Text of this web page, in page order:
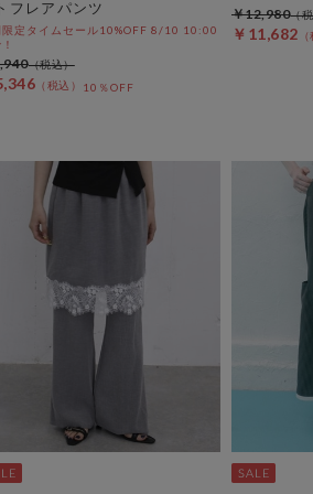
フレアパンツ
限定タイムセール10%OFF 8/10 10:00
10％OFF
￥11,682
￥12,980